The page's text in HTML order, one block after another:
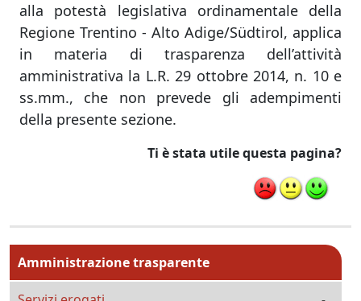
alla potestà legislativa ordinamentale della
Regione Trentino - Alto Adige/Südtirol, applica
in materia di trasparenza dell’attività
amministrativa la L.R. 29 ottobre 2014, n. 10 e
ss.mm., che non prevede gli adempimenti
della presente sezione.
Ti è stata utile questa pagina?
Menu principale MAIN
Amministrazione trasparente